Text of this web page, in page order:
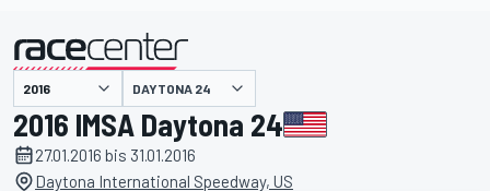
DAYTONA 24
2016 IMSA Daytona 24
27.01.2016 bis 31.01.2016
Daytona International Speedway, US